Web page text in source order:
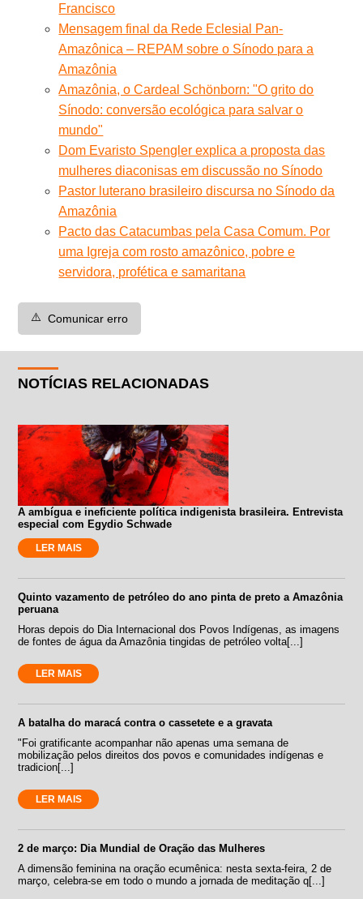
Francisco
Mensagem final da Rede Eclesial Pan-
Amazônica – REPAM sobre o Sínodo para a
Amazônia
Amazônia, o Cardeal Schönborn: "O grito do
Sínodo: conversão ecológica para salvar o
mundo"
Dom Evaristo Spengler explica a proposta das
mulheres diaconisas em discussão no Sínodo
Pastor luterano brasileiro discursa no Sínodo da
Amazônia
Pacto das Catacumbas pela Casa Comum. Por
uma Igreja com rosto amazônico, pobre e
servidora, profética e samaritana
⚠️ Comunicar erro
NOTÍCIAS RELACIONADAS
A ambígua e ineficiente política indigenista brasileira. Entrevista
especial com Egydio Schwade
LER MAIS
Quinto vazamento de petróleo do ano pinta de preto a Amazônia
peruana
Horas depois do Dia Internacional dos Povos Indígenas, as imagens
de fontes de água da Amazônia tingidas de petróleo volta[...]
LER MAIS
A batalha do maracá contra o cassetete e a gravata
"Foi gratificante acompanhar não apenas uma semana de
mobilização pelos direitos dos povos e comunidades indígenas e
tradicion[...]
LER MAIS
2 de março: Dia Mundial de Oração das Mulheres
A dimensão feminina na oração ecumênica: nesta sexta-feira, 2 de
março, celebra-se em todo o mundo a jornada de meditação q[...]